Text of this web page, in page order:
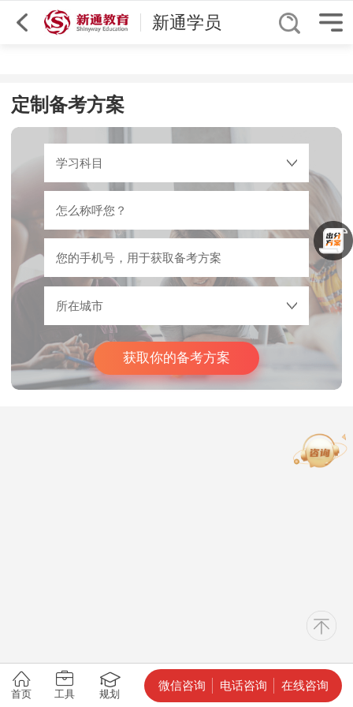
新通学员
人气↓ 西安 ACT
定制备考方案
获取你的备考方案
首页 工具 规划
微信咨询 电话咨询 在线咨询